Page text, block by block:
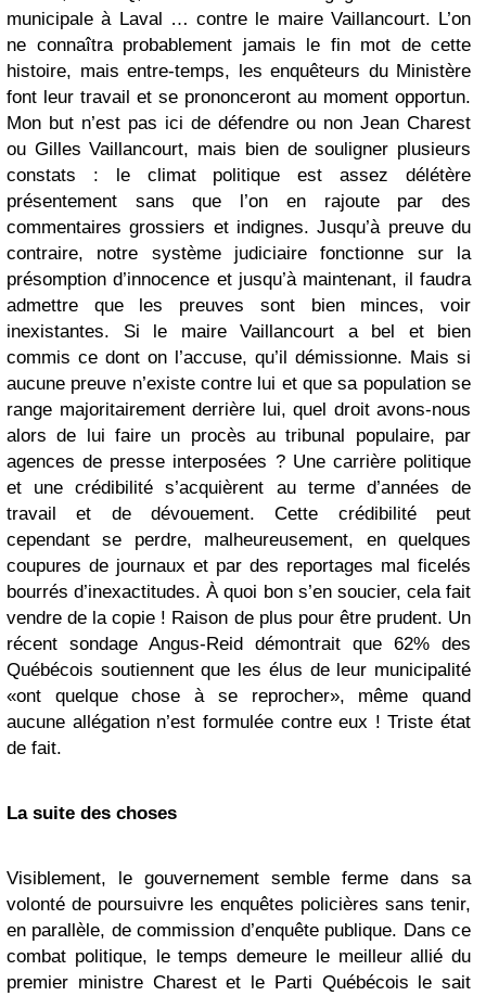
municipale à Laval … contre le maire Vaillancourt. L’on
ne connaîtra probablement jamais le fin mot de cette
histoire, mais entre-temps, les enquêteurs du Ministère
font leur travail et se prononceront au moment opportun.
Mon but n’est pas ici de défendre ou non Jean Charest
ou Gilles Vaillancourt, mais bien de souligner plusieurs
constats : le climat politique est assez délétère
présentement sans que l’on en rajoute par des
commentaires grossiers et indignes. Jusqu’à preuve du
contraire, notre système judiciaire fonctionne sur la
présomption d’innocence et jusqu’à maintenant, il faudra
admettre que les preuves sont bien minces, voir
inexistantes. Si le maire Vaillancourt a bel et bien
commis ce dont on l’accuse, qu’il démissionne. Mais si
aucune preuve n’existe contre lui et que sa population se
range majoritairement derrière lui, quel droit avons-nous
alors de lui faire un procès au tribunal populaire, par
agences de presse interposées ? Une carrière politique
et une crédibilité s’acquièrent au terme d’années de
travail et de dévouement. Cette crédibilité peut
cependant se perdre, malheureusement, en quelques
coupures de journaux et par des reportages mal ficelés
bourrés d’inexactitudes. À quoi bon s’en soucier, cela fait
vendre de la copie ! Raison de plus pour être prudent. Un
récent sondage Angus-Reid démontrait que 62% des
Québécois soutiennent que les élus de leur municipalité
«ont quelque chose à se reprocher», même quand
aucune allégation n’est formulée contre eux ! Triste état
de fait.
La suite des choses
Visiblement, le gouvernement semble ferme dans sa
volonté de poursuivre les enquêtes policières sans tenir,
en parallèle, de commission d’enquête publique. Dans ce
combat politique, le temps demeure le meilleur allié du
premier ministre Charest et le Parti Québécois le sait